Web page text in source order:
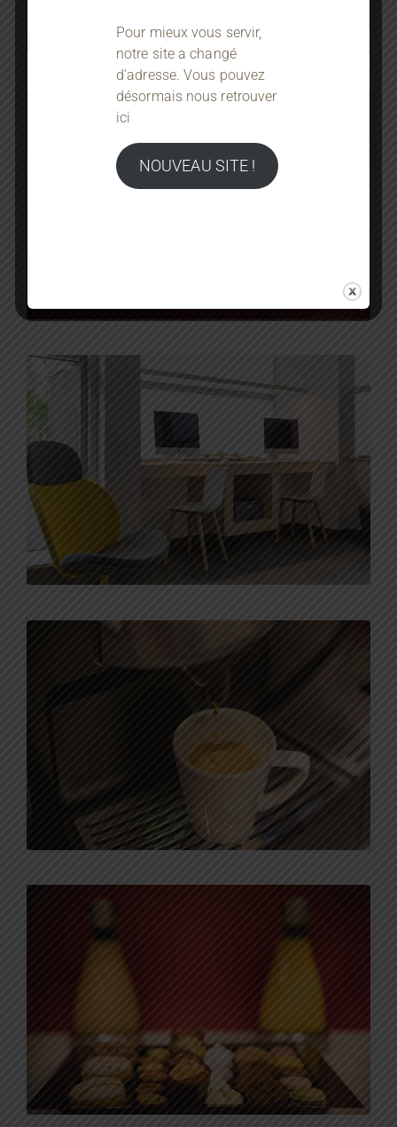
Pour mieux vous servir,
notre site a changé
d’adresse. Vous pouvez
désormais nous retrouver
ici
NOUVEAU SITE !